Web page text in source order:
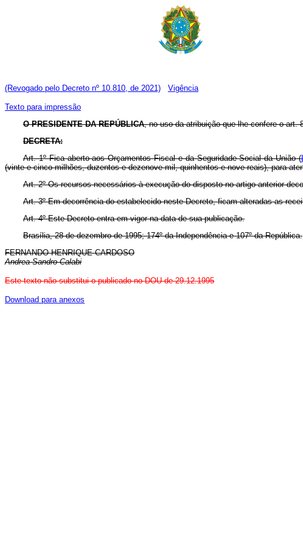
(Revogado pelo Decreto nº 10.810, de 2021) Vigência
Texto para impressão
O PRESIDENTE DA REPÚBLICA, no uso da atribuição que lhe confere o art.
DECRETA:
Art. 1º Fica aberto aos Orçamentos Fiscal e da Seguridade Social da União (
(vinte e cinco milhões, duzentos e dezenove mil, quinhentos e nove reais), para
Art. 2º Os recursos necessários à execução do disposto no artigo anterior
Art. 3º Em decorrência do estabelecido neste Decreto, ficam alteradas as
Art. 4º Este Decreto entra em vigor na data de sua publicação.
Brasília, 28 de dezembro de 1995; 174º da Independência e 107º da República.
FERNANDO HENRIQUE CARDOSO
Andrea Sandro Calabi
Este texto não substitui o publicado no DOU de 29.12.1995
Download para anexos